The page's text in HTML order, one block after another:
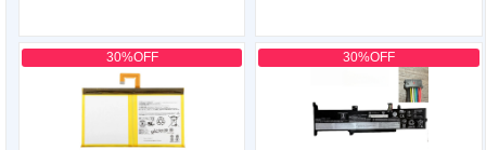
30%OFF 30%OFF